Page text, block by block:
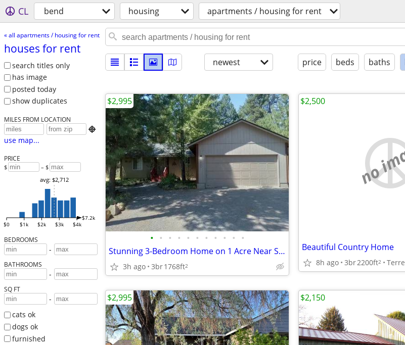
CL bend housing apartments / housing for rent
« all apartments / housing for rent
houses for rent
search titles only
has image
posted today
show duplicates
MILES FROM LOCATION

use map...
PRICE
$ – $
$0 $1k $2k $3k $4k
$7.2k
avg: $2,712
BEDROOMS
-
BATHROOMS
-
SQ FT
-
cats ok
dogs ok
furnished
newest price beds baths
• • • • • • • • • • •
Stunning 3-Bedroom Home on 1 Acre Near Sunriver Resort
3h ago 3br1768ft2
$2,995
no
Beautiful Country Home
8h ago 3br2200ft2
$2,500
$2,995 $2,150